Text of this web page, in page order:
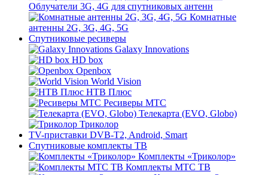
Облучатели 3G, 4G для спутниковых антенн
Комнатные
антенны 2G, 3G, 4G, 5G
Спутниковые ресиверы
Galaxy Innovations
HD box
Openbox
World Vision
НТВ Плюс
Ресиверы МТС
Телекарта (EVO, Globo)
Триколор
TV-приставки DVB-T2, Android, Smart
Спутниковые комплекты ТВ
Комплекты «Триколор»
Комплекты МТС ТВ